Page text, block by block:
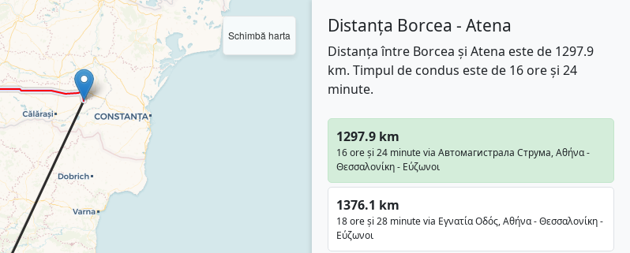
Schimbă harta Distanța Borcea - Atena
Distanța între Borcea și Atena este de 1297.9
km. Timpul de condus este de 16 ore și 24
minute.
1297.9 km
16 ore și 24 minute via Автомагистрала Струма, Αθήνα -
Θεσσαλονίκη - Εύζωνοι
1376.1 km
18 ore și 28 minute via Εγνατία Οδός, Αθήνα - Θεσσαλονίκη -
Εύζωνοι